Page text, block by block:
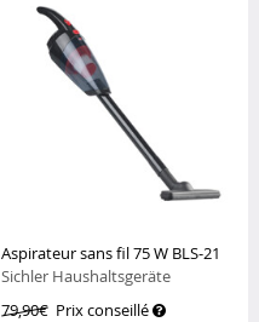
Aspirateur sans fil 75 W BLS-21
Sichler Haushaltsgeräte
79,90€ Prix conseillé